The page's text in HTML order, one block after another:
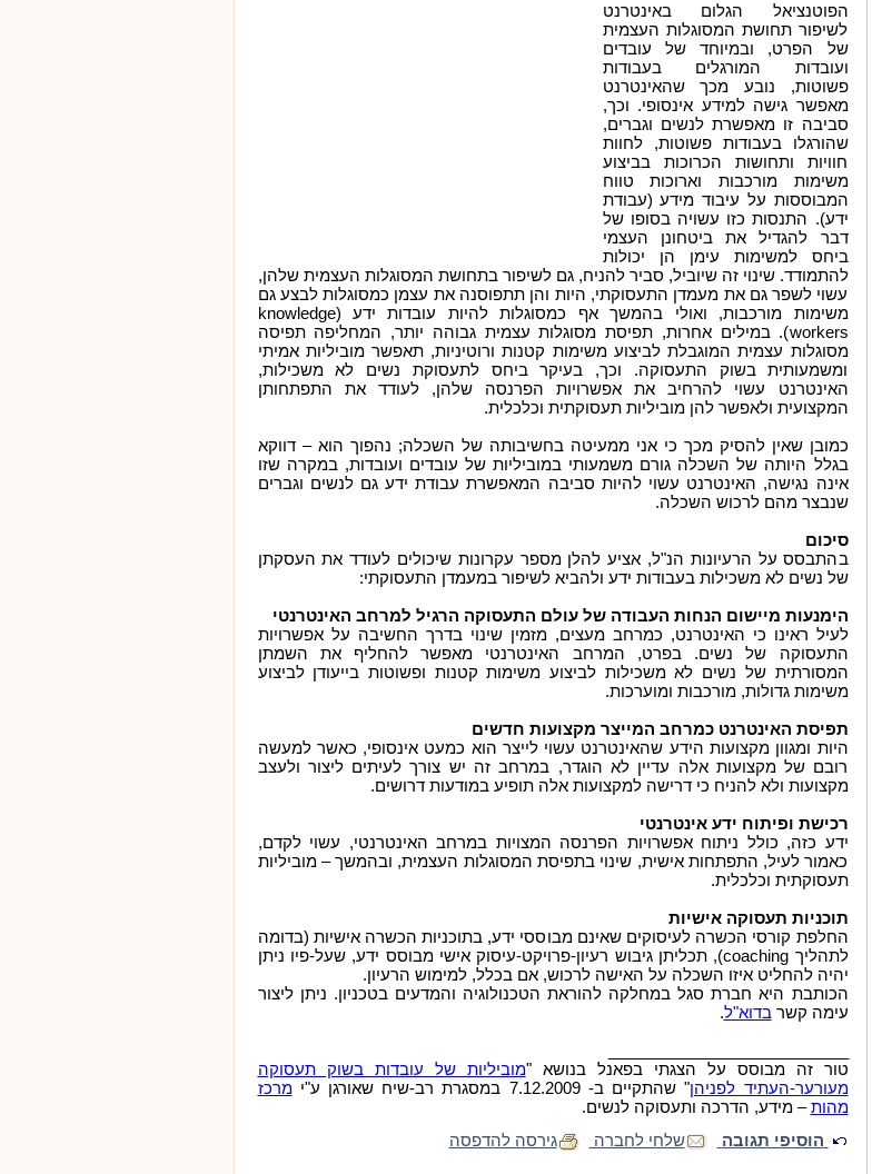
הפוטנציאל הגלום באינטרנט
לשיפור תחושת המסוגלות העצמית
של הפרט, ובמיוחד של עובדים
ועובדות המורגלים בעבודות
פשוטות, נובע מכך שהאינטרנט
מאפשר גישה למידע אינסופי. וכך,
סביבה זו מאפשרת לנשים וגברים,
שהורגלו בעבודות פשוטות, לחוות
חוויות ותחושות הכרוכות בביצוע
משימות מורכבות וארוכות טווח
המבוססות על עיבוד מידע (עבודת
ידע). התנסות כזו עשויה בסופו של
דבר להגדיל את ביטחונן העצמי
ביחס למשימות עימן הן יכולות
להתמודד. שינוי זה שיוביל, סביר להניח, גם לשיפור בתחושת המסוגלות העצמית שלהן,
עשוי לשפר גם את מעמדן התעסוקתי, היות והן תתפוסנה את עצמן כמסוגלות לבצע גם
משימות מורכבות, ואולי בהמשך אף כמסוגלות להיות עובדות ידע (knowledge
workers). במילים אחרות, תפיסת מסוגלות עצמית גבוהה יותר, המחליפה תפיסה
מסוגלות עצמית המוגבלת לביצוע משימות קטנות ורוטיניות, תאפשר מוביליות אמיתי
ומשמעותית בשוק התעסוקה. וכך, בעיקר ביחס לתעסוקת נשים לא משכילות,
האינטרנט עשוי להרחיב את אפשרויות הפרנסה שלהן, לעודד את התפתחותן
המקצועית ולאפשר להן מוביליות תעסוקתית וכלכלית.
כמובן שאין להסיק מכך כי אני ממעיטה בחשיבותה של השכלה; נהפוך הוא – דווקא
בגלל היותה של השכלה גורם משמעותי במוביליות של עובדים ועובדות, במקרה שזו
אינה נגישה, האינטרנט עשוי להיות סביבה המאפשרת עבודת ידע גם לנשים וגברים
שנבצר מהם לרכוש השכלה.
סיכום
בהתבסס על הרעיונות הנ"ל, אציע להלן מספר עקרונות שיכולים לעודד את העסקתן
של נשים לא משכילות בעבודות ידע ולהביא לשיפור במעמדן התעסוקתי:
הימנעות מיישום הנחות העבודה של עולם התעסוקה הרגיל למרחב האינטרנטי
לעיל ראינו כי האינטרנט, כמרחב מעצים, מזמין שינוי בדרך החשיבה על אפשרויות
התעסוקה של נשים. בפרט, המרחב האינטרנטי מאפשר להחליף את השמתן
המסורתית של נשים לא משכילות לביצוע משימות קטנות ופשוטות בייעודן לביצוע
משימות גדולות, מורכבות ומוערכות.
תפיסת האינטרנט כמרחב המייצר מקצועות חדשים
היות ומגוון מקצועות הידע שהאינטרנט עשוי לייצר הוא כמעט אינסופי, כאשר למעשה
רובם של מקצועות אלה עדיין לא הוגדר, במרחב זה יש צורך לעיתים ליצור ולעצב
מקצועות ולא להניח כי דרישה למקצועות אלה תופיע במודעות דרושים.
רכישת ופיתוח ידע אינטרנטי
ידע כזה, כולל ניתוח אפשרויות הפרנסה המצויות במרחב האינטרנטי, עשוי לקדם,
כאמור לעיל, התפתחות אישית, שינוי בתפיסת המסוגלות העצמית, ובהמשך – מוביליות
תעסוקתית וכלכלית.
תוכניות תעסוקה אישיות
החלפת קורסי הכשרה לעיסוקים שאינם מבוססי ידע, בתוכניות הכשרה אישיות (בדומה
לתהליך coaching), תכליתן גיבוש רעיון-פרויקט-עיסוק אישי מבוסס ידע, שעל-פיו ניתן
יהיה להחליט איזו השכלה על האישה לרכוש, אם בכלל, למימוש הרעיון.
הכותבת היא חברת סגל במחלקה להוראת הטכנולוגיה והמדעים בטכניון. ניתן ליצור
עימה קשרבדוא"ל.
טור זה מבוסס על הצגתי בפאנל בנושא "מוביליות של עובדות בשוק תעסוקה
מעורער-העתיד לפניהן" שהתקיים ב- 7.12.2009 במסגרת רב-שיח שאורגן ע"י
מרכז
מהות– מידע, הדרכה ותעסוקה לנשים.
הוסיפי תגובה שלחי לחברה גירסה להדפסה